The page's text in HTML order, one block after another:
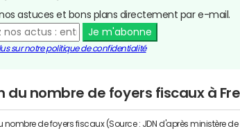
astuces et bons plans directement par e-mail.
Je m'abonne
sur notre politique de confidentialité
du nombre de foyers fiscaux à
nombre de foyers fiscaux (Source : JDN d'après ministère